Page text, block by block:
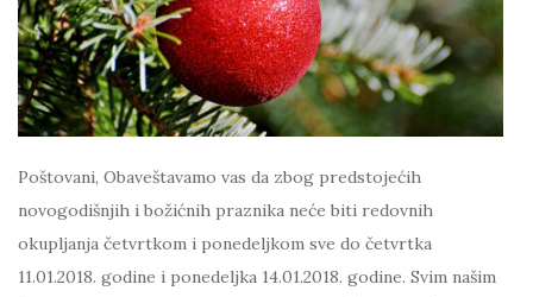
Poštovani, Obaveštavamo vas da zbog predstojećih
novogodišnjih i božićnih praznika neće biti redovnih
okupljanja četvrtkom i ponedeljkom sve do četvrtka
11.01.2018. godine i ponedeljka 14.01.2018. godine. Svim našim